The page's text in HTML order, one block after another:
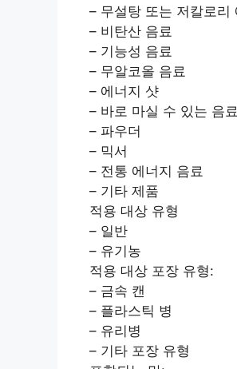
– 무설탕 또는 저칼로리
– 비탄산 음료
– 기능성 음료
– 무알코올 음료
– 에너지 샷
– 바로 마실 수 있는 음
– 파우더
– 믹서
– 전통 에너지 음료
– 기타 제품
적용 대상 유형
– 일반
– 유기농
적용 대상 포장 유형:
– 금속 캔
– 플라스틱 병
– 유리병
– 기타 포장 유형